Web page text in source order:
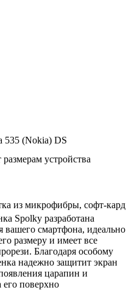
535 (Nokia) DS
устройства
из микрофибры, софт-кард
Spolky разработана
вашего смартфона, идеально
размеру и имеет все
Благодаря особому
надежно защитит экран
царапин и
его поверхно